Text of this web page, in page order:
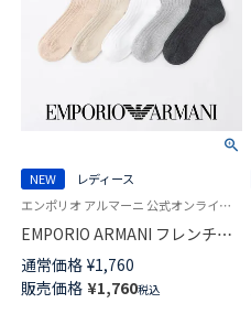
NEW
レディース
エンポリオ アルマーニ 公式オンラインショップ 婦人 靴下 女性
EMPORIO ARMANI フレンチブ
ルドッグ リブ クルー丈 ソック
ス レディース 日本製 03447107
通常価格 ¥1,760
販売価格 ¥1,760税込